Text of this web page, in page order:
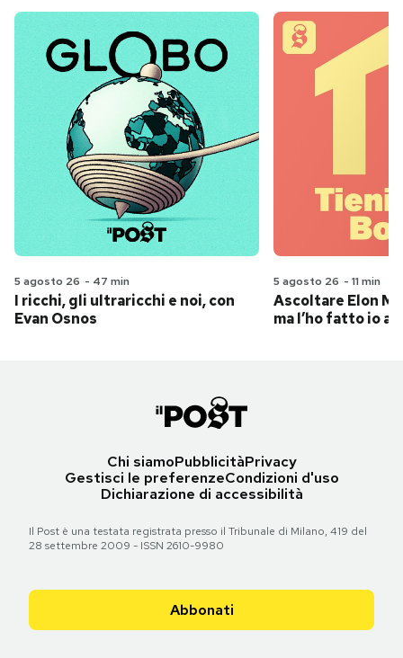
5 agosto 26 - 47 min
I ricchi, gli ultraricchi e noi, con
Evan Osnos
5 agosto 26 - 11 min
Ascoltare Elon
ma l’ho fatto io
Chi siamoPubblicitàPrivacy
Gestisci le preferenzeCondizioni d'uso
Dichiarazione di accessibilità
Il Post è una testata registrata presso il Tribunale di Milano, 419 del
28 settembre 2009 - ISSN 2610-9980
Abbonati